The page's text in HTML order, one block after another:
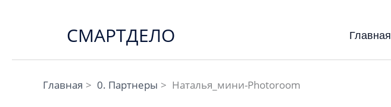
содержимомуСМАРТДЕЛО Главная
Главная 0. Партнеры Наталья_мини-Photoroom